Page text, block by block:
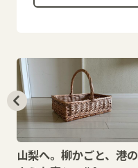
山梨へ。柳かごと、港の